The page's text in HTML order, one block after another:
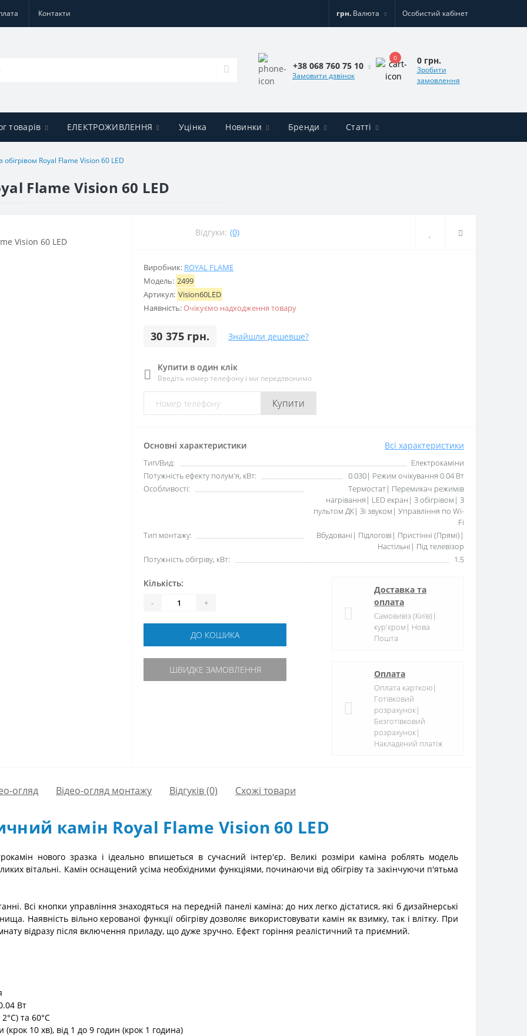
Контакти грн. Валюта Особистий кабінет
+38 068 760 75 10
Замовити дзвінок
0 0 грн.
Зробити
замовлення
товарів ЕЛЕКТРОЖИВЛЕННЯ Уцінка Новинки Бренди Статті
обігрівом Royal Flame Vision 60 LED
Flame Vision 60 LED
Відгуки: (0)
Виробник: ROYAL FLAME
Модель: 2499
Артикул: Vision60LED
Наявність:Очікуємо надходження товару
30 375 грн. Знайшли дешевше?
Купити в один клік
Введіть номер телефону і ми передзвонимо
Купити
Основні характеристики Всі характеристики
Тип/Вид:
Електрокаміни
Потужність ефекту полум'я, кВт:
0.030| Режим очікування 0.04 Вт
Особливості:
Термостат| Перемикач режимів
нагрівання| LED екран| З обігрівом| З
пультом ДК| Зі звуком| Управління по Wi-
Fi
Тип монтажу:
Вбудовані| Підлогові| Пристінні (Прямі)|
Настільні| Під телевізор
Потужність обігріву, кВт:
1.5
Кількість:
- +
ДО КОШИКА
ШВИДКЕ ЗАМОВЛЕННЯ
Доставка та
оплата
Самовивіз (Київ)|
кур'єром| Нова
Пошта
Оплата
Оплата карткою|
Готівковий
розрахунок|
Безготівковий
розрахунок|
Накладений платіж
огляд Відео-огляд монтажу Відгуків (0) Схожі товари
камін Royal Flame Vision 60 LED
нового зразка і ідеально впишеться в сучасний інтер'єр. Великі розміри каміна роблять модель
вітальні. Камін оснащений усіма необхідними функціями, починаючи від обігріву та закінчуючи п'ятьма
Всі кнопки управління знаходяться на передній панелі каміна: до них легко дістатися, які б дизайнерські
Наявність вільно керованої функції обігріву дозволяє використовувати камін як взимку, так і влітку. При
відразу після включення приладу, що дуже зручно. Ефект горіння реалістичний та приємний.
Вт
та 60°C
10 хв), від 1 до 9 годин (крок 1 година)